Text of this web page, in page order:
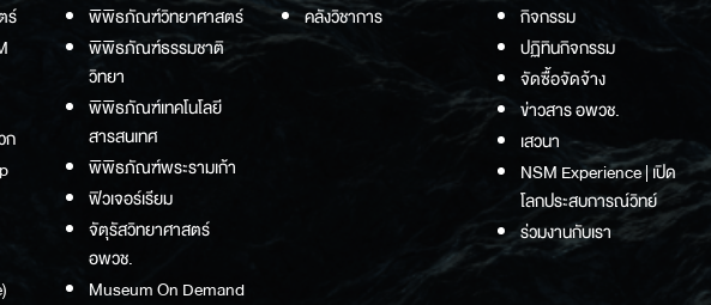
ร์
ก
พิพิธภัณฑ์วิทยาศาสตร์
พิพิธภัณฑ์ธรรมชาติ
วิทยา
พิพิธภัณฑ์เทคโนโลยี
สารสนเทศ
พิพิธภัณฑ์พระรามเก้า
ฟิวเจอร์เรียม
จัตุรัสวิทยาศาสตร์
อพวช.
Museum On Demand
คลังวิชาการ
กิจกรรม
ปฏิทินกิจกรรม
จัดซื้อจัดจ้าง
ข่าวสาร อพวช.
เสวนา
NSM Experience | เปิด
โลกประสบการณ์วิทย์
ร่วมงานกับเรา